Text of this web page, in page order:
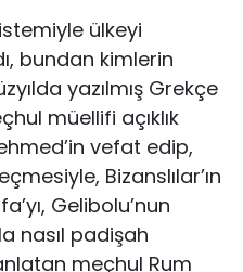
ülkeyi
bundan kimlerin
yazılmış Grekçe
müellifi açıklık
vefat edip,
Bizanslılar’ın
Gelibolu’nun
nasıl padişah
meçhul Rum